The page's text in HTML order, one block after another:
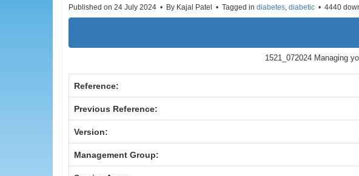
Published on 24 July 2024 By Kajal Patel Tagged in diabetes, diabetic 4440
1521_072024 Managing
Reference:
Previous Reference:
Version:
Management Group: